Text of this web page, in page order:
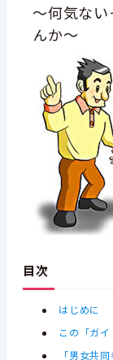
～何気な
んか～
目次
はじめに
この「ガ
「男女共